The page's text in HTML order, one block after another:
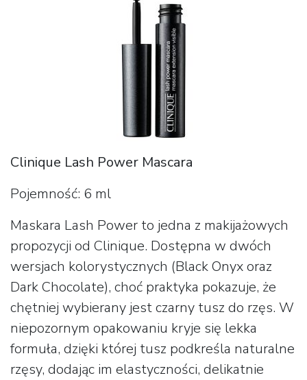
Clinique Lash Power Mascara
Pojemność: 6 ml
Maskara Lash Power to jedna z makijażowych
propozycji od Clinique. Dostępna w dwóch
wersjach kolorystycznych (Black Onyx oraz
Dark Chocolate), choć praktyka pokazuje, że
chętniej wybierany jest czarny tusz do rzęs. W
niepozornym opakowaniu kryje się lekka
formuła, dzięki której tusz podkreśla naturalne
rzęsy, dodając im elastyczności, delikatnie